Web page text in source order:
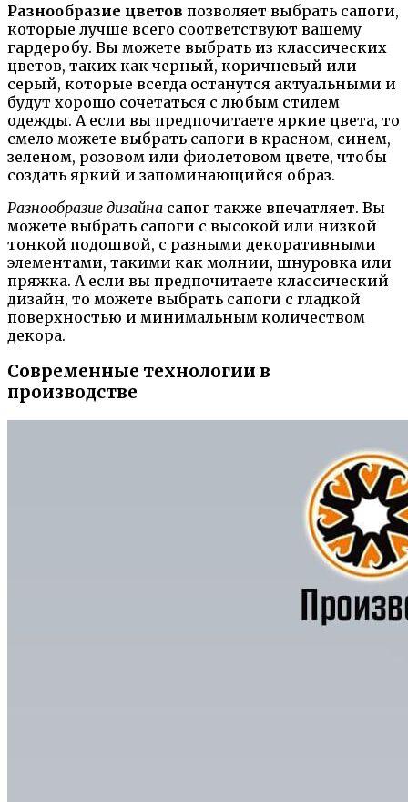
Разнообразие цветов позволяет выбрать сапоги,
которые лучше всего соответствуют вашему
гардеробу. Вы можете выбрать из классических
цветов, таких как черный, коричневый или
серый, которые всегда останутся актуальными и
будут хорошо сочетаться с любым стилем
одежды. А если вы предпочитаете яркие цвета, то
смело можете выбрать сапоги в красном, синем,
зеленом, розовом или фиолетовом цвете, чтобы
создать яркий и запоминающийся образ.
Разнообразие дизайна сапог также впечатляет. Вы
можете выбрать сапоги с высокой или низкой
тонкой подошвой, с разными декоративными
элементами, такими как молнии, шнуровка или
пряжка. А если вы предпочитаете классический
дизайн, то можете выбрать сапоги с гладкой
поверхностью и минимальным количеством
декора.
Современные технологии в
производстве